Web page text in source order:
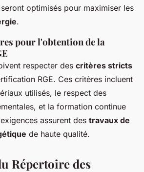
optimisés pour maximiser les
.
pour l'obtention de la
respecter des critères stricts
RGE. Ces critères incluent
utilisés, le respect des
et la formation continue
assurent des travaux de
de haute qualité.
Répertoire des